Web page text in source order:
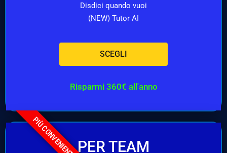
Disdici quando vuoi
(NEW) Tutor AI
SCEGLI
Risparmi 360€ all'anno
PIÙ CONVENIENTEPER TEAM